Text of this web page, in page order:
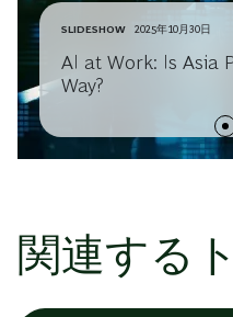
SLIDESHOW 2025年10月30日
AI at Work: Is Asia
Way?
関連する